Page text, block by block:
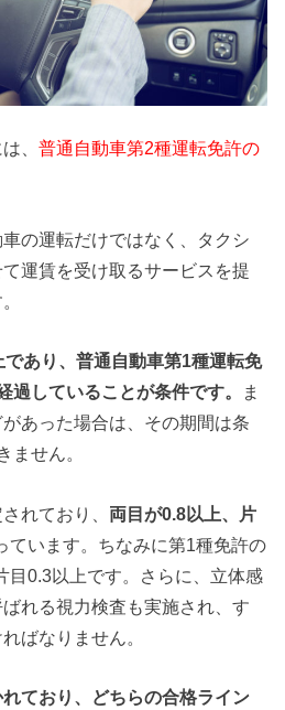
は、普通自動車第2種運転免許の
の運転だけではなく、タクシ
運賃を受け取るサービスを提
であり、普通自動車第1種運転免
過していることが条件です。
ま
あった場合は、その期間は条
ません。
れており、 両目が0.8以上、片
ています。ちなみに第1種免許の
目0.3以上です。さらに、立体感
れる視力検査も実施され、す
ばなりません。
ており、どちらの合格ライン